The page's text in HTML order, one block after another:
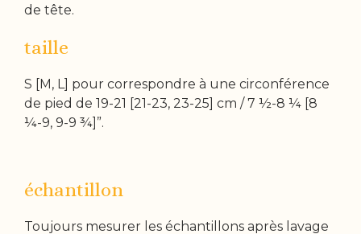
de tête.
taille
S [M, L] pour correspondre à une circonférence
de pied de 19-21 [21-23, 23-25] cm / 7 ½-8 ¼ [8
¼-9, 9-9 ¾]”.
échantillon
Toujours mesurer les échantillons après lavage